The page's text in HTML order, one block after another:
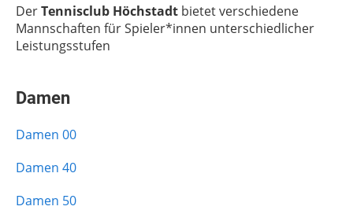
DerTennisclub Höchstadt bietet verschiedene
Mannschaften für Spieler*innen unterschiedlicher
Leistungsstufen
Damen
Damen 00
Damen 40
Damen 50